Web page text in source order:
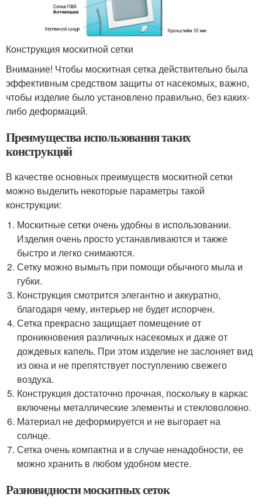
Конструкция москитной сетки
Внимание! Чтобы москитная сетка действительно была
эффективным средством защиты от насекомых, важно,
чтобы изделие было установлено правильно, без каких-
либо деформаций.
Преимущества использования таких
конструкций
В качестве основных преимуществ москитной сетки
можно выделить некоторые параметры такой
конструкции:
Москитные сетки очень удобны в использовании.
Изделия очень просто устанавливаются и также
быстро и легко снимаются.
Сетку можно вымыть при помощи обычного мыла и
губки.
Конструкция смотрится элегантно и аккуратно,
благодаря чему, интерьер не будет испорчен.
Сетка прекрасно защищает помещение от
проникновения различных насекомых и даже от
дождевых капель. При этом изделие не заслоняет вид
из окна и не препятствует поступлению свежего
воздуха.
Конструкция достаточно прочная, поскольку в каркас
включены металлические элементы и стекловолокно.
Материал не деформируется и не выгорает на
солнце.
Сетка очень компактна и в случае ненадобности, ее
можно хранить в любом удобном месте.
Разновидности москитных сеток